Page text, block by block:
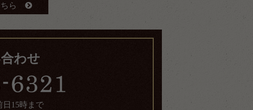
ら
わせ
日15時まで